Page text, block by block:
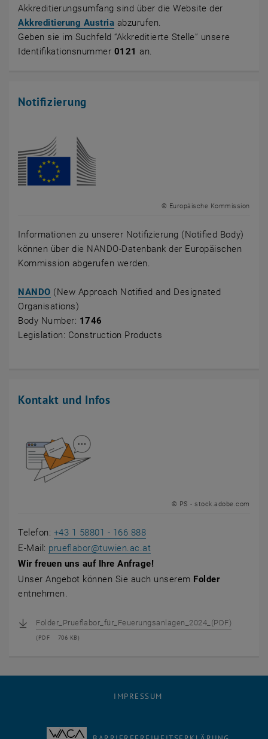
Akkreditierungsumfang sind über die Website der
Akkreditierung Austria, öffnet eine externe URL in einem
abzurufen.
Geben sie im Suchfeld “Akkreditierte Stelle” unsere
Identifikationsnummer 0121 an.
Notifizierung
© Europäische Kommission
Informationen zu unserer Notifizierung (Notified Body)
können über die NANDO-Datenbank der Europäischen
Kommission abgerufen werden.
NANDO, öffnet eine externe URL in einem neuen Fenster
(New Approach Notified and Designated
Organisations)
Body Number: 1746
Legislation: Construction Products
Kontakt und Infos
© PS - stock.adobe.com
Telefon: +43 1 58801 - 166 888
E-Mail: prueflabor@tuwien.ac.at
Wir freuen uns auf Ihre Anfrage!
Unser Angebot können Sie auch unserem Folder
entnehmen.
Folder_Prueflabor_für_Feuerungsanlagen_2024_(PDF)
(PDF 706 KB)
IMPRESSUM